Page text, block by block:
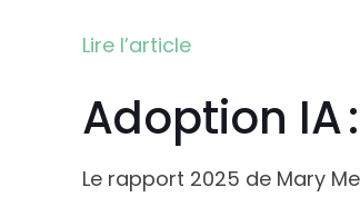
Lire l’article
Adoption IA
Le rapport 2025 de Mary